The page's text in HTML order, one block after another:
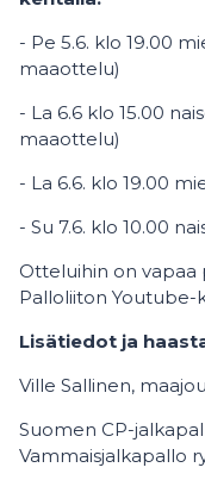
- Pe 5.6. klo 19.00
maaottelu)
- La 6.6 klo 15.00
maaottelu)
- La 6.6. klo 19.00
- Su 7.6. klo 10.00
Otteluihin on vapaa
Palloliiton Youtube-
Lisätiedot ja
Ville Sallinen,
Suomen CP-
Vammaisjalkapallo